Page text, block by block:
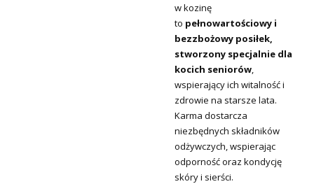
w kozinę
to pełnowartościowy i
bezzbożowy posiłek,
stworzony specjalnie dla
kocich seniorów,
wspierający ich witalność i
zdrowie na starsze lata.
Karma dostarcza
niezbędnych składników
odżywczych, wspierając
odporność oraz kondycję
skóry i sierści.